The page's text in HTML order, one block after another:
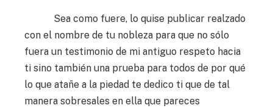
Sea como fuere, lo quise publicar realzado
con el nombre de tu nobleza para que no sólo
fuera un testimonio de mi antiguo respeto hacia
ti sino también una prueba para todos de por qué
lo que atañe a la piedad te dedico ti que de tal
manera sobresales en ella que pareces